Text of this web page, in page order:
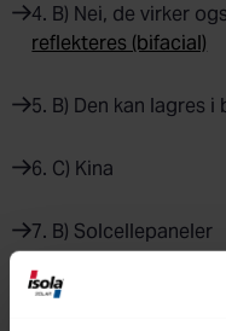
4. B) Nei, de virker
reflekteres (bifacial)
5. B) Den kan lagres i
6. C) Kina
7. B) Solcellepaneler
8. B) Den er fornybar